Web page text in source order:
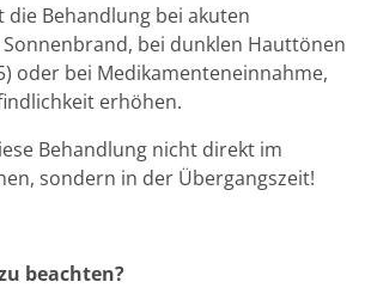
die Behandlung bei akuten
bei dunklen Hauttönen
oder bei Medikamenteneinnahme,
erhöhen.
Behandlung nicht direkt im
sondern in der Übergangszeit!
beachten?